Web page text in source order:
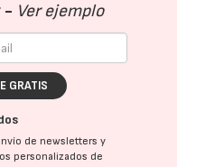
- Ver ejemplo
GRATIS
de newsletters y
personalizados de